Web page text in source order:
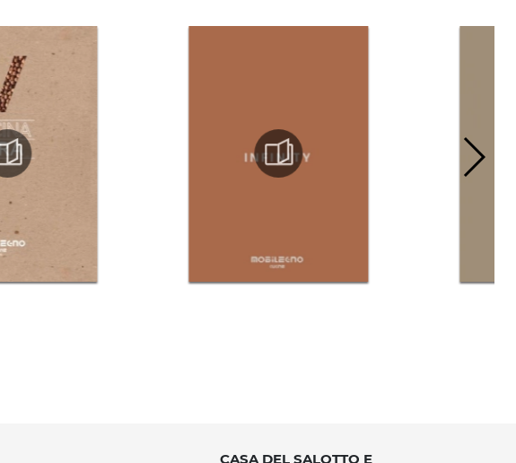
CASA DEL SALOTTO E